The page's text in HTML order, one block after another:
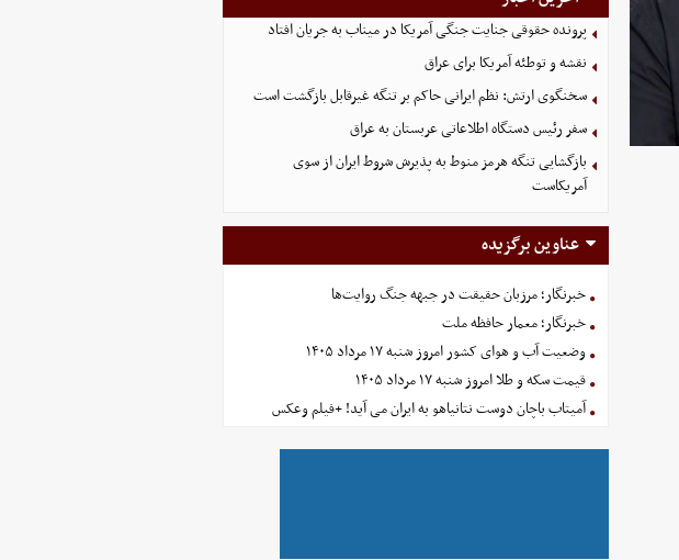
پرونده حقوقی جنایت جنگی آمریکا در میناب به جریان افتاد
نقشه و توطئه آمریکا برای عراق
سخنگوی ارتش: نظم ایرانی حاکم بر تنگه غیرقابل بازگشت است
سفر رئیس دستگاه اطلاعاتی عربستان به عراق
بازگشایی تنگه هرمز منوط به پذیرش شروط ایران از سوی
آمریکاست
عناوین برگزیده
خبرنگار؛ مرزبان حقیقت در جبهه جنگ روایت‌ها
خبرنگار؛ معمار حافظه ملت
وضعیت آب و هوای کشور امروز شنبه ۱۷ مرداد ۱۴۰۵
قیمت سکه و طلا امروز شنبه ۱۷ مرداد ۱۴۰۵
آمیتاب باچان دوست نتانیاهو به ایران می آید! +فیلم وعکس